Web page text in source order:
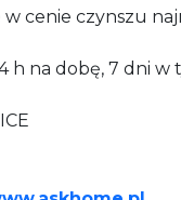
cenie czynszu
h na dobę, 7 dni w